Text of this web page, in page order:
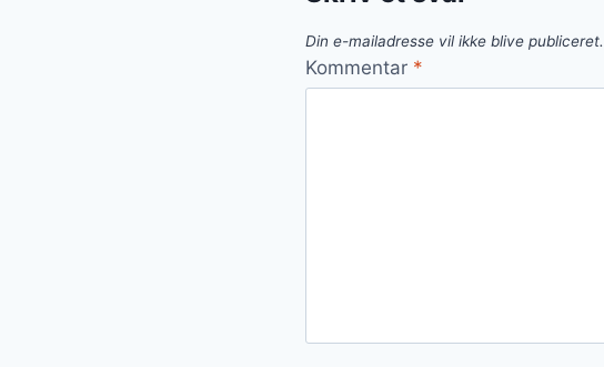
Din e-mailadresse vil ikke blive publiceret.
Kommentar *